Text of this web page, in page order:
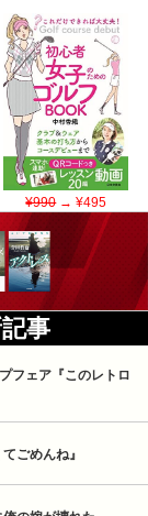
¥990→ ¥495
事
フェア『このレトロ
ごめんね』